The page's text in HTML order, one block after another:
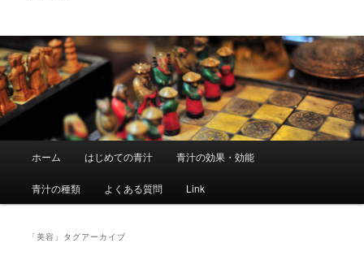
移
動
動
メ
ホーム はじめての青汁 青汁の効果・効能
青汁の種類 よくある質問 Link
「美容 」タグアーカイブ